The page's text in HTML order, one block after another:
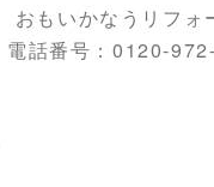
おもいかなうリフォ
電話番号：0120-